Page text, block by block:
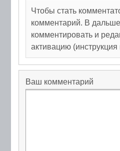
Чтобы стать
комментарий. В
комментировать и
активацию
Ваш комментарий